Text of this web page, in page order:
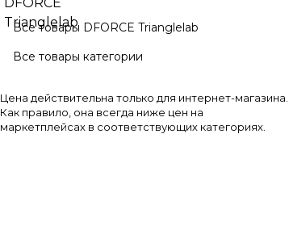
Все товары DFORCE Trianglelab
Все товары категории
Цена действительна только для интернет-магазина.
Как правило, она всегда ниже цен на
маркетплейсах в соответствующих категориях.